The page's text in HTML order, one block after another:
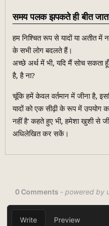
समय पलक झपकते ही बीत
हम निश्चित रूप से यादों या
के सभी लोग बदलते हैं।
अच्छे अर्थ में भी, यदि मैं सोच सकता
है, है ना?
चूंकि हमें केवल वर्तमान में जीना है,
यादों को एक सीढ़ी के रूप में उपयोग
नहीं है' कहते हुए भी, हमेशा खुशी से
अधिलेखित कर सकें।